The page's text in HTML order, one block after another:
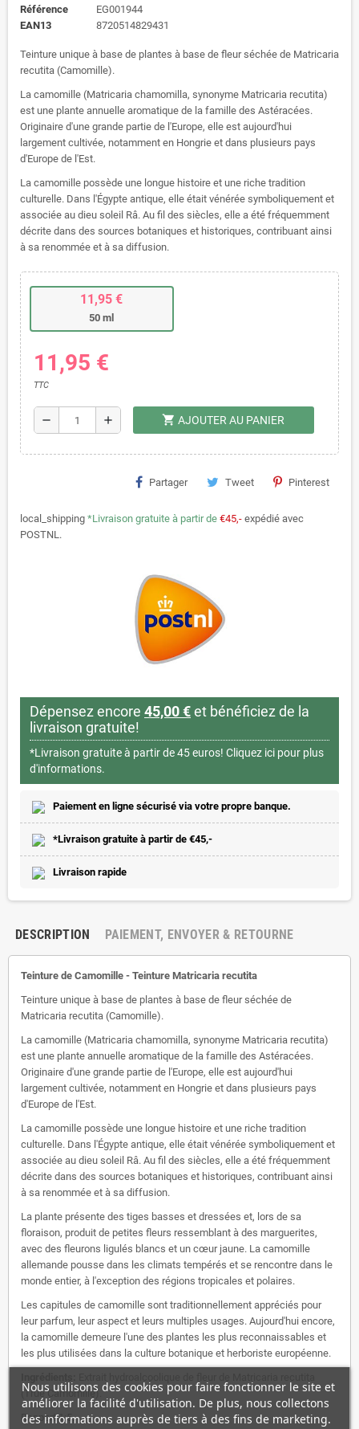
Référence
EG001944
EAN13
8720514829431
Teinture unique à base de plantes à base de fleur séchée de Matricaria
recutita (Camomille).
La camomille (Matricaria chamomilla, synonyme Matricaria recutita)
est une plante annuelle aromatique de la famille des Astéracées.
Originaire d'une grande partie de l'Europe, elle est aujourd'hui
largement cultivée, notamment en Hongrie et dans plusieurs pays
d'Europe de l'Est.
La camomille possède une longue histoire et une riche tradition
culturelle. Dans l'Égypte antique, elle était vénérée symboliquement et
associée au dieu soleil Râ. Au fil des siècles, elle a été fréquemment
décrite dans des sources botaniques et historiques, contribuant ainsi
à sa renommée et à sa diffusion.
11,95 €
50 ml
11,95 €
TTC
remove add shopping_cart AJOUTER AU PANIER
Partager Tweet Pinterest
local_shipping *Livraison gratuite à partir de €45,- expédié avec
POSTNL.
Dépensez encore 45,00 €et bénéficiez de la
livraison gratuite!
*Livraison gratuite à partir de 45 euros! Cliquez ici pour plus
d'informations.
Paiement en ligne sécurisé via votre propre banque.
*Livraison gratuite à partir de €45,-
Livraison rapide
DESCRIPTION PAIEMENT, ENVOYER & RETOURNE
Teinture de Camomille - Teinture Matricaria recutita
Teinture unique à base de plantes à base de fleur séchée de
Matricaria recutita (Camomille).
La camomille (Matricaria chamomilla, synonyme Matricaria recutita)
est une plante annuelle aromatique de la famille des Astéracées.
Originaire d'une grande partie de l'Europe, elle est aujourd'hui
largement cultivée, notamment en Hongrie et dans plusieurs pays
d'Europe de l'Est.
La camomille possède une longue histoire et une riche tradition
culturelle. Dans l'Égypte antique, elle était vénérée symboliquement et
associée au dieu soleil Râ. Au fil des siècles, elle a été fréquemment
décrite dans des sources botaniques et historiques, contribuant ainsi
à sa renommée et à sa diffusion.
La plante présente des tiges basses et dressées et, lors de sa
floraison, produit de petites fleurs ressemblant à des marguerites,
avec des fleurons ligulés blancs et un cœur jaune. La camomille
allemande pousse dans les climats tempérés et se rencontre dans le
monde entier, à l'exception des régions tropicales et polaires.
Les capitules de camomille sont traditionnellement appréciés pour
leur parfum, leur aspect et leurs multiples usages. Aujourd'hui encore,
la camomille demeure l'une des plantes les plus reconnaissables et
les plus utilisées dans la culture botanique et herboriste européenne.
(True Camomille).
Rapport 1:5.
Nous utilisons des cookies pour faire fonctionner le site et
améliorer la facilité d'utilisation. De plus, nous collectons
des informations auprès de tiers à des fins de marketing.